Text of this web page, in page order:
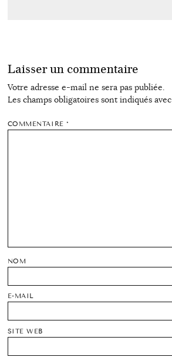
Laisser un commentaire
Votre adresse e-mail ne sera pas publiée.
Les champs obligatoires sont indiqués avec
COMMENTAIRE*
NOM
E-MAIL
SITE WEB